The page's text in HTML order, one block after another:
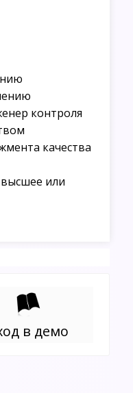
контроля
качества
или
в демо